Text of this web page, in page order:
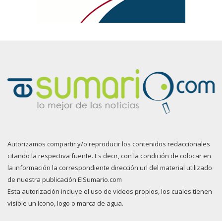
Autorizamos compartir y/o reproducir los contenidos redaccionales
citando la respectiva fuente. Es decir, con la condición de colocar en
la información la correspondiente dirección url del material utilizado
de nuestra publicación ElSumario.com
Esta autorización incluye el uso de videos propios, los cuales tienen
visible un ícono, logo o marca de agua.